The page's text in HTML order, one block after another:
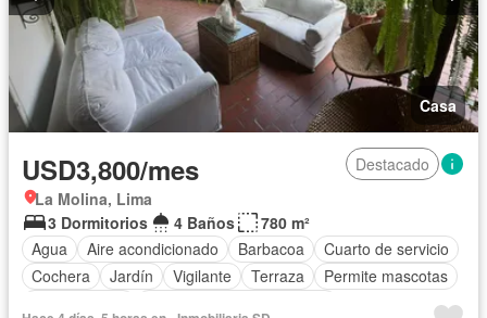
Casa
USD3,800/mes
Destacado
La Molina, Lima
3 Dormitorios
4 Baños
780 m²
Agua
Aire acondicionado Barbacoa
Cuarto de servicio
Cochera
Jardín Vigilante Terraza
Permite mascotas